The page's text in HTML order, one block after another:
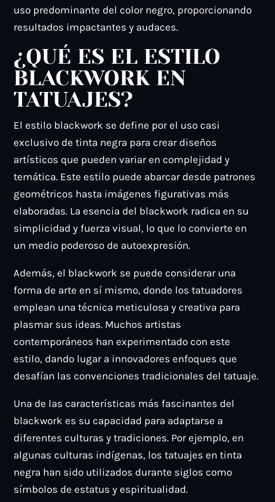
uso predominante del color negro, proporcionando
resultados impactantes y audaces.
¿QUÉ ES EL ESTILO
BLACKWORK EN
TATUAJES?
El estilo blackwork se define por el uso casi
exclusivo de tinta negra para crear diseños
artísticos que pueden variar en complejidad y
temática. Este estilo puede abarcar desde patrones
geométricos hasta imágenes figurativas más
elaboradas. La esencia del blackwork radica en su
simplicidad y fuerza visual, lo que lo convierte en
un medio poderoso de autoexpresión.
Además, el blackwork se puede considerar una
forma de arte en sí mismo, donde los tatuadores
emplean una técnica meticulosa y creativa para
plasmar sus ideas. Muchos artistas
contemporáneos han experimentado con este
estilo, dando lugar a innovadores enfoques que
desafían las convenciones tradicionales del tatuaje.
Una de las características más fascinantes del
blackwork es su capacidad para adaptarse a
diferentes culturas y tradiciones. Por ejemplo, en
algunas culturas indígenas, los tatuajes en tinta
negra han sido utilizados durante siglos como
símbolos de estatus y espiritualidad.